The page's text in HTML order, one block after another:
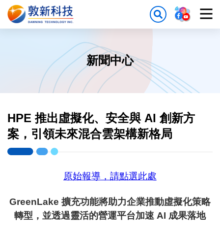
新聞中心
HPE 推出虛擬化、安全與 AI 創新方
案，引領未來混合雲架構新格局
原始報導，請點選此處
GreenLake 擴充功能將助力企業推動虛擬化策略
轉型，並透過靈活的營運平台加速 AI 成果落地